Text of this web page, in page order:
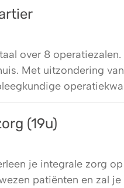
over 8
Met uitzondering
(19u)
je integrale zorg
patiënten en zal